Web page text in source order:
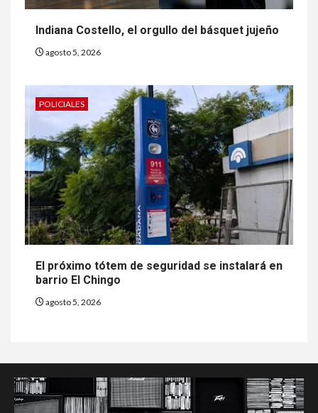
Indiana Costello, el orgullo del básquet jujeño
agosto 5, 2026
POLICIALES
El próximo tótem de seguridad se instalará en
barrio El Chingo
agosto 5, 2026